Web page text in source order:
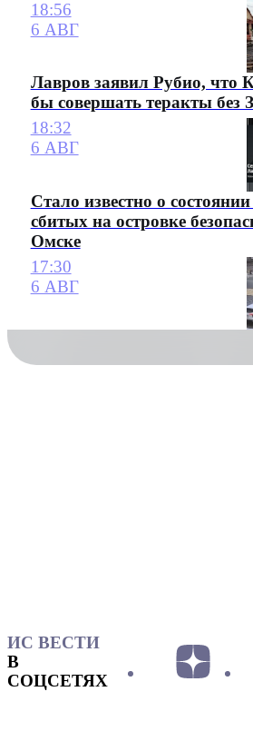
18:56
6 АВГ
Лавров заявил Рубио, что
бы совершать теракты без
18:32
6 АВГ
Стало известно о
сбитых на островке
Омске
17:30
6 АВГ
ИС ВЕСТИ
В
СОЦСЕТЯХ